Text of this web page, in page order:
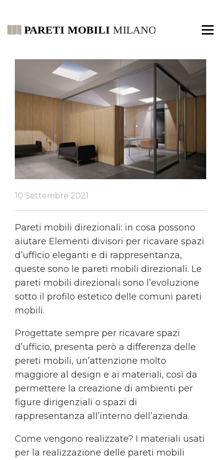
10 Settembre 2021
Pareti mobili direzionali: in cosa possono
aiutare Elementi divisori per ricavare spazi
d’ufficio eleganti e di rappresentanza,
queste sono le pareti mobili direzionali. Le
pareti mobili direzionali sono l’evoluzione
sotto il profilo estetico delle comuni pareti
mobili.
Progettate sempre per ricavare spazi
d’ufficio, presenta però a differenza delle
pereti mobili, un’attenzione molto
maggiore al design e ai materiali, così da
permettere la creazione di ambienti per
figure dirigenziali o spazi di
rappresentanza all’interno dell’azienda.
Come vengono realizzate? I materiali usati
per la realizzazione delle pareti mobili